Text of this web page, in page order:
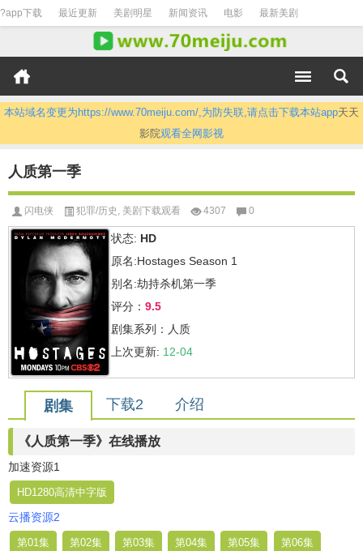
?app下载 最近更新 美剧明星 新闻资讯 电影 最新美剧
本站域名变更为https://www.70meiju.com/,为防失联,请点击下载本站app天天
影院观看全网影视
人质第一季
闪电侠 犯罪/历史 , 美剧下载观看 4307 0
状态: HD
原名:Hostages Season 1
别名:劫持杀机第一季
评分： 9.5
剧集系列：人质
上次更新: 12-04
剧集 下载2 介绍
《人质第一季》在线播放
加速资源1
HD1280高清中字版
云播资源2
第01集 第02集 第03集 第04集 第05集 第06集